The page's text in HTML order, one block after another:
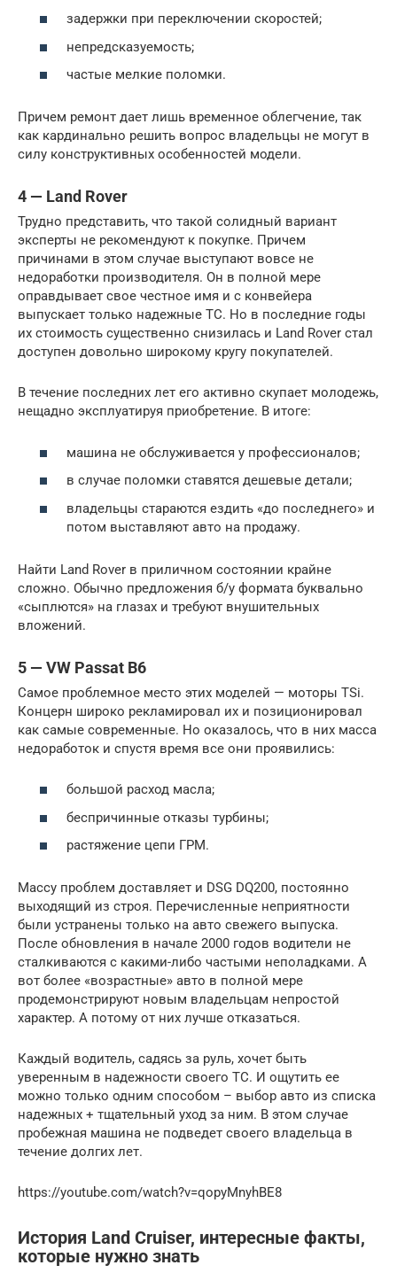
задержки при переключении скоростей;
непредсказуемость;
частые мелкие поломки.
Причем ремонт дает лишь временное облегчение, так
как кардинально решить вопрос владельцы не могут в
силу конструктивных особенностей модели.
4 — Land Rover
Трудно представить, что такой солидный вариант
эксперты не рекомендуют к покупке. Причем
причинами в этом случае выступают вовсе не
недоработки производителя. Он в полной мере
оправдывает свое честное имя и с конвейера
выпускает только надежные ТС. Но в последние годы
их стоимость существенно снизилась и Land Rover стал
доступен довольно широкому кругу покупателей.
В течение последних лет его активно скупает молодежь,
нещадно эксплуатируя приобретение. В итоге:
машина не обслуживается у профессионалов;
в случае поломки ставятся дешевые детали;
владельцы стараются ездить «до последнего» и
потом выставляют авто на продажу.
Найти Land Rover в приличном состоянии крайне
сложно. Обычно предложения б/у формата буквально
«сыплются» на глазах и требуют внушительных
вложений.
5 — VW Passat B6
Самое проблемное место этих моделей — моторы TSi.
Концерн широко рекламировал их и позиционировал
как самые современные. Но оказалось, что в них масса
недоработок и спустя время все они проявились:
большой расход масла;
беспричинные отказы турбины;
растяжение цепи ГРМ.
Массу проблем доставляет и DSG DQ200, постоянно
выходящий из строя. Перечисленные неприятности
были устранены только на авто свежего выпуска.
После обновления в начале 2000 годов водители не
сталкиваются с какими-либо частыми неполадками. А
вот более «возрастные» авто в полной мере
продемонстрируют новым владельцам непростой
характер. А потому от них лучше отказаться.
Каждый водитель, садясь за руль, хочет быть
уверенным в надежности своего ТС. И ощутить ее
можно только одним способом – выбор авто из списка
надежных + тщательный уход за ним. В этом случае
пробежная машина не подведет своего владельца в
течение долгих лет.
https://youtube.com/watch?v=qopyMnyhBE8
История Land Cruiser, интересные факты,
которые нужно знать